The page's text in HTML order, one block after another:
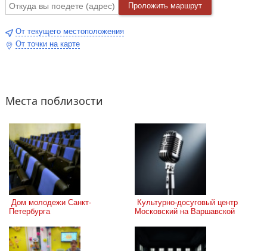
Проложить маршрут
От текущего местоположения
От точки на карте
Места поблизости
Петербурга
Московский на Варшавской